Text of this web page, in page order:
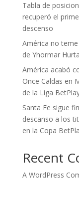
Tabla de
recuperó el
descenso
América no
de Yhormar
América acabó
Once Caldas en
de la Liga
Santa Fe sigue
descanso a los
en la Copa
Recent
A WordPress